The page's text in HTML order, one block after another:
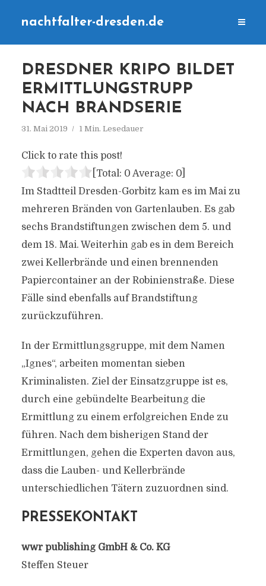
nachtfalter-dresden.de
DRESDNER KRIPO BILDET
ERMITTLUNGSTRUPP
NACH BRANDSERIE
31. Mai 2019 1 Min. Lesedauer
Click to rate this post!
[Total: 0 Average: 0]
Im Stadtteil Dresden-Gorbitz kam es im Mai zu
mehreren Bränden von Gartenlauben. Es gab
sechs Brandstiftungen zwischen dem 5. und
dem 18. Mai. Weiterhin gab es in dem Bereich
zwei Kellerbrände und einen brennenden
Papiercontainer an der Robinienstraße. Diese
Fälle sind ebenfalls auf Brandstiftung
zurückzuführen.
In der Ermittlungsgruppe, mit dem Namen
„Ignes“, arbeiten momentan sieben
Kriminalisten. Ziel der Einsatzgruppe ist es,
durch eine gebündelte Bearbeitung die
Ermittlung zu einem erfolgreichen Ende zu
führen. Nach dem bisherigen Stand der
Ermittlungen, gehen die Experten davon aus,
dass die Lauben- und Kellerbrände
unterschiedlichen Tätern zuzuordnen sind.
PRESSEKONTAKT
wwr publishing GmbH & Co. KG
Steffen Steuer